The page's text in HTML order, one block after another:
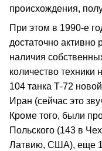
происхождения,
При этом в 1990-е
достаточно активно
наличия
количество техники
104 танка Т-72
Иран (сейчас это
Кроме того, были
Польского (143 в
Латвию, США), еще